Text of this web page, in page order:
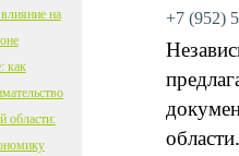
+7 (952)
области.
на
как
области: